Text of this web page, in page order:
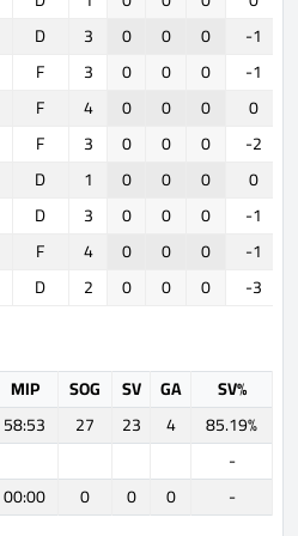
D 3 0 0 0
-1
F 3 0 0 0
-1
F 4 0 0 0
0
F 3 0 0 0
-2
D 1 0 0 0
0
D 3 0 0 0
-1
F 4 0 0 0
-1
D 2 0 0 0 -3
MIP SOG SV GA
SV%
58:53 27 23 4
85.19%
-
00:00 0 0 0 -